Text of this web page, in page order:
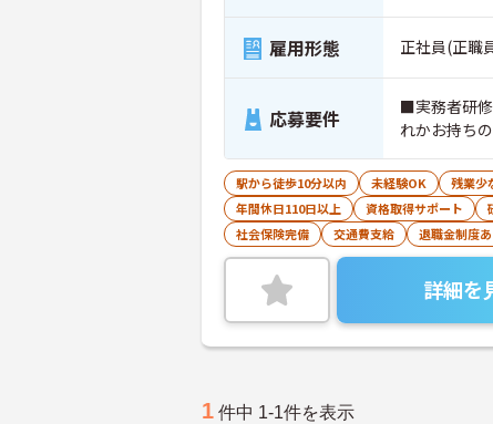
雇用形態 正社員(正職
応募要件
■実務者研
れかお持ち
駅から徒歩10分以内 未経験OK 残業少
年間休日110日以上
資格取得サポート
社会保険完備
交通費支給 退職金制度あ
詳細を
1 件中 1-1件を表示